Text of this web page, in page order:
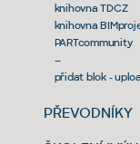
knihovna TDCZ
knihovna
PARTcommunity
--
přidat blok -
PŘEVODNÍKY